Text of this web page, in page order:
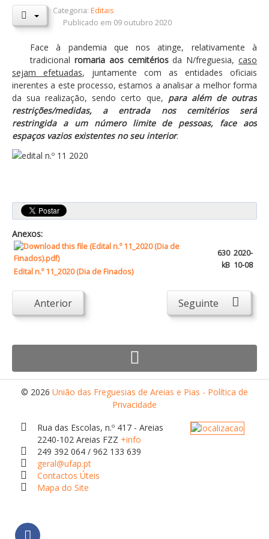
Orçamentos / PPI / PPA
DESTAQUES
Eventos
Notícias
Sondagens
Abastecimento de Água
Roturas e Leituras
Qualidade da Água
Atendimento ao Público
Biblioteca Online FZZ
Plantas PDM Online
Requerimentos em Vigor
Sugestões/Reclamações
Avarias na Iluminação Pública
AREIAS E PIAS
Contactos Úteis
Categoria:Editais
Publicado em 09 outubro 2020
Face à pandemia que nos atinge, relativamente à
tradicional romaria aos cemitériosda N/freguesia,caso
sejam efetuadas, juntamente com as entidades oficiais
inerentes a este processo, estamos a analisar a melhor forma
da sua realização, sendo certo que, para além de outras
restrições/medidas, a entrada nos cemitérios será
restringida a um número limite de pessoas, face aos
espaços vazios existentes no seu interior.
Anexos:
Edital n.º 11_2020 (Dia de Finados)
630
kB
2020-
10-08
Anterior Seguinte
© 2026 União das Freguesias de Areias e Pias - Política de
Privacidade
Rua das Escolas, n.º 417 - Areias
2240-102 Areias FZZ +info
249 392 064 / 962 133 639
geral@ufap.pt
Contactos Úteis
Mapa do Site